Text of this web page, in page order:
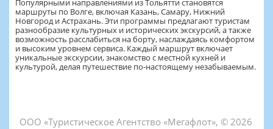
Популярными направлениями из Тольятти становятся
маршруты по Волге, включая Казань, Самару, Нижний
Новгород и Астрахань. Эти программы предлагают туристам
разнообразие культурных и исторических экскурсий, а также
возможность расслабиться на борту, наслаждаясь комфортом
и высоким уровнем сервиса. Каждый маршрут включает
уникальные экскурсии, знакомство с местной кухней и
культурой, делая путешествие по-настоящему незабываемым.
ООО «Туристическое Агентство «Мегафлот», © 2026